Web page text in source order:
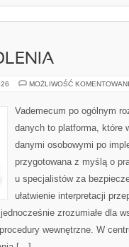
MOŻLIWOŚĆ
Vademecum po ogólnym
danych to platforma, które
danymi osobowymi po
przygotowana z myślą o
u specjalistów za
ułatwienie interpretacji
zrozumiałe dla
wewnętrzne. W